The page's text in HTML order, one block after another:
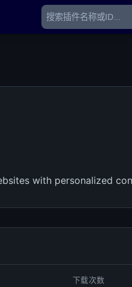
with personalized
下载次数